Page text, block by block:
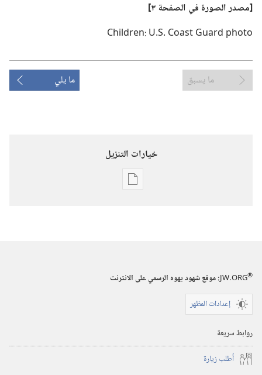
‏[مصدر الصورة في الصفحة ٣]‏
ما يسبق ما يلي
خيارات التنزيل
خيارات
الدراسية)‏
JW.ORG®
:‏ موقع شهود يهوه الرسمي على الانترنت
إعدادات المظهر
روابط سريعة
أُطلب زيارة